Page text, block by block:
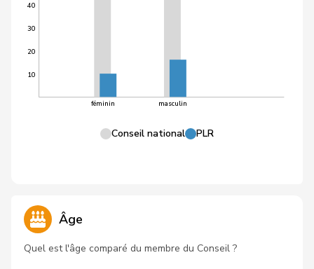
10
20
30
40
féminin masculin
Conseil national PLR
Âge
Quel est l'âge comparé du membre du Conseil ?